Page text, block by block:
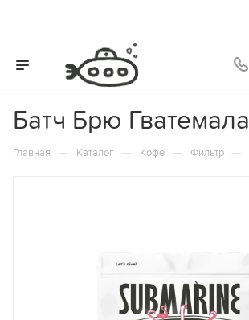
Батч Брю Гватемала
Главная — Каталог — Кофе — Фильтр —